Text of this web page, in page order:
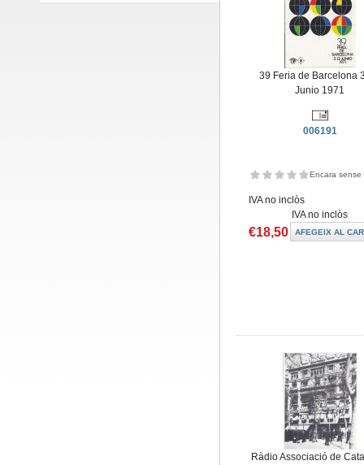
39 Feria de Barcelona
Junio 1971
006191
Encara sense
IVA no inclòs
IVA no inclòs
€18,50
Ràdio Associació de